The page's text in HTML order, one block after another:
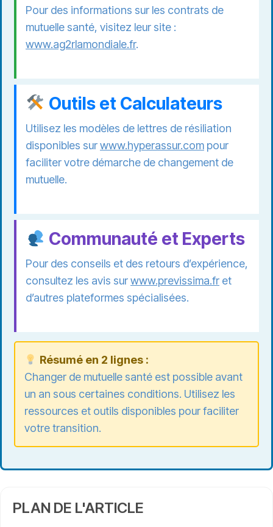
Pour des informations sur les contrats de
mutuelle santé, visitez leur site :
www.ag2rlamondiale.fr.
Outils et Calculateurs
Utilisez les modèles de lettres de résiliation
disponibles surwww.hyperassur.com pour
faciliter votre démarche de changement de
mutuelle.
Communauté et Experts
Pour des conseils et des retours d’expérience,
consultez les avis surwww.previssima.fr et
d’autres plateformes spécialisées.
Résumé en 2 lignes :
Changer de mutuelle santé est possible avant
un an sous certaines conditions. Utilisez les
ressources et outils disponibles pour faciliter
votre transition.
PLAN DE L'ARTICLE